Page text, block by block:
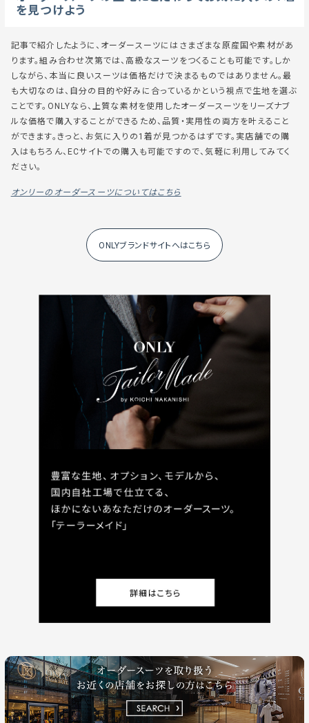
を見つけよう
記事で紹介したように、オーダースーツにはさまざまな原産国や素材があ
ります。組み合わせ次第では、高級なスーツをつくることも可能です。しか
しながら、本当に良いスーツは価格だけで決まるものではありません。最
も大切なのは、自分の目的や好みに合っているかという視点で生地を選ぶ
ことです。 ONLYなら、上質な素材を使用したオーダースーツをリーズナブ
ルな価格で購入することができるため、品質・実用性の両方を叶えること
ができます。きっと、お気に入りの1着が見つかるはずです。実店舗での購
入はもちろん、ECサイトでの購入も可能ですので、気軽に利用してみてく
ださい。
オンリーのオーダースーツについてはこちら
ONLYブランドサイトへはこちら